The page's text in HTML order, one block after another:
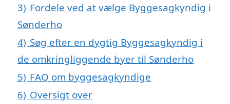
3) Fordele ved at vælge Byggesagkyndig i
Sønderho
4) Søg efter en dygtig Byggesagkyndig i
de omkringliggende byer til Sønderho
5) FAQ om byggesagkyndige
6) Oversigt over